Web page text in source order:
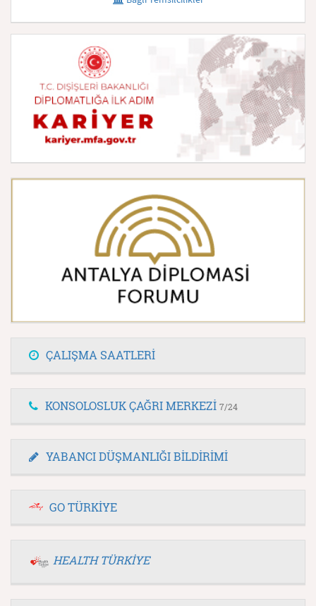
ÇALIŞMA SAATLERİ
KONSOLOSLUK ÇAĞRI MERKEZİ 7/24
YABANCI DÜŞMANLIĞI BİLDİRİMİ
GO TÜRKİYE
HEALTH TÜRKİYE